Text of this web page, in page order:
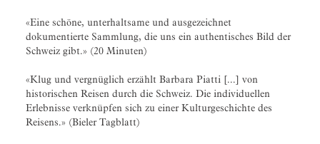
«Eine schöne, unterhaltsame und ausgezeichnet
dokumentierte Sammlung, die uns ein authentisches Bild der
Schweiz gibt.» (20 Minuten)
«Klug und vergnüglich erzählt Barbara Piatti [...] von
historischen Reisen durch die Schweiz. Die individuellen
Erlebnisse verknüpfen sich zu einer Kulturgeschichte des
Reisens.» (Bieler Tagblatt)